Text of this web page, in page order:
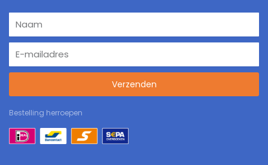
Verzenden
Bestelling herroepen